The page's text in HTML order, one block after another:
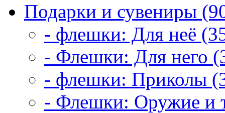
Подарки и сувениры
- флешки: Для неё
- Флешки: Для него
- флешки: Приколы
- Флешки: Оружие и